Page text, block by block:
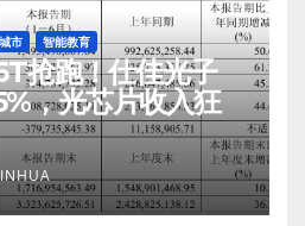
市 智能教育
抢跑！仕佳光子
，光芯片收入狂